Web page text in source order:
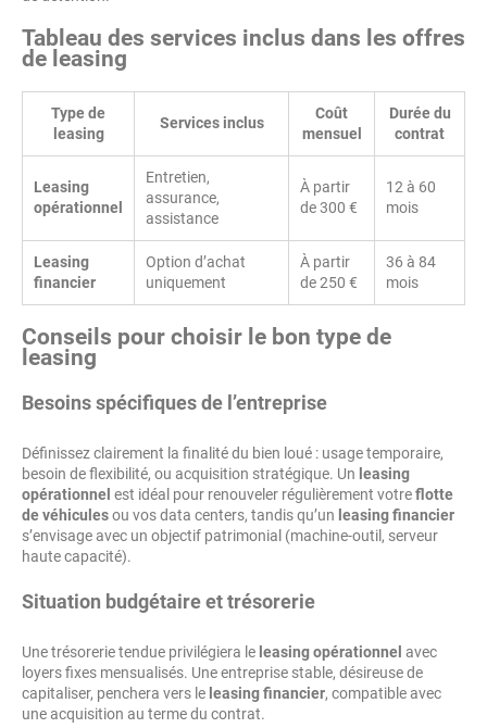
Tableau des services inclus dans les offres
de leasing
Type de
leasing
Services inclus
Coût
mensuel
Durée du
contrat
Leasing
opérationnel
Entretien,
assurance,
assistance
À partir
de 300 €
12 à 60
mois
Leasing
financier
Option d’achat
uniquement
À partir
de 250 €
36 à 84
mois
Conseils pour choisir le bon type de
leasing
Besoins spécifiques de l’entreprise
Définissez clairement la finalité du bien loué : usage temporaire,
besoin de flexibilité, ou acquisition stratégique. Un leasing
opérationnel est idéal pour renouveler régulièrement votreflotte
de véhiculesou vos data centers, tandis qu’un leasing financier
s’envisage avec un objectif patrimonial (machine-outil, serveur
haute capacité).
Situation budgétaire et trésorerie
Une trésorerie tendue privilégiera le leasing opérationnel avec
loyers fixes mensualisés. Une entreprise stable, désireuse de
capitaliser, penchera vers le leasing financier, compatible avec
une acquisition au terme du contrat.